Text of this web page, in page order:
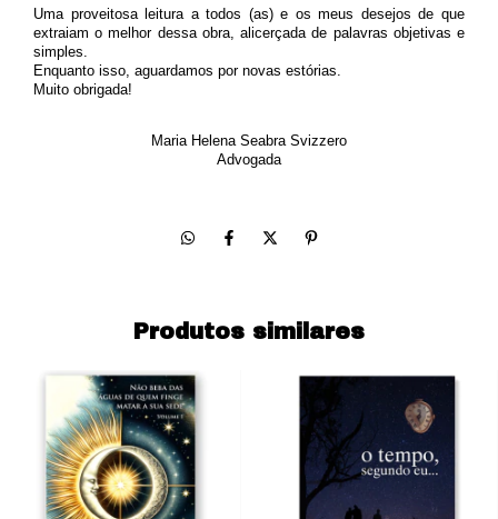
Uma proveitosa leitura a todos (as) e os meus desejos de que
extraiam o melhor dessa obra, alicerçada de palavras objetivas e
simples.
Enquanto isso, aguardamos por novas estórias.
Muito obrigada!
Maria Helena Seabra Svizzero
Advogada
Produtos similares